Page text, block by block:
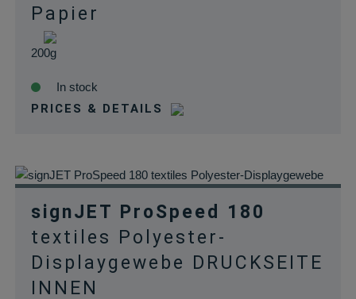
Papier
200g
In stock
PRICES & DETAILS
signJET ProSpeed 180
textiles Polyester-
Displaygewebe DRUCKSEITE
INNEN